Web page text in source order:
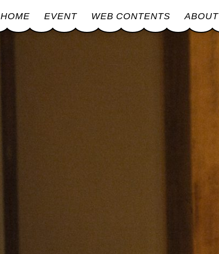
HOME EVENT WEB CONTENTS ABOUT